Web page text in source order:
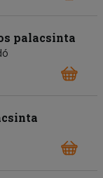
palacsinta